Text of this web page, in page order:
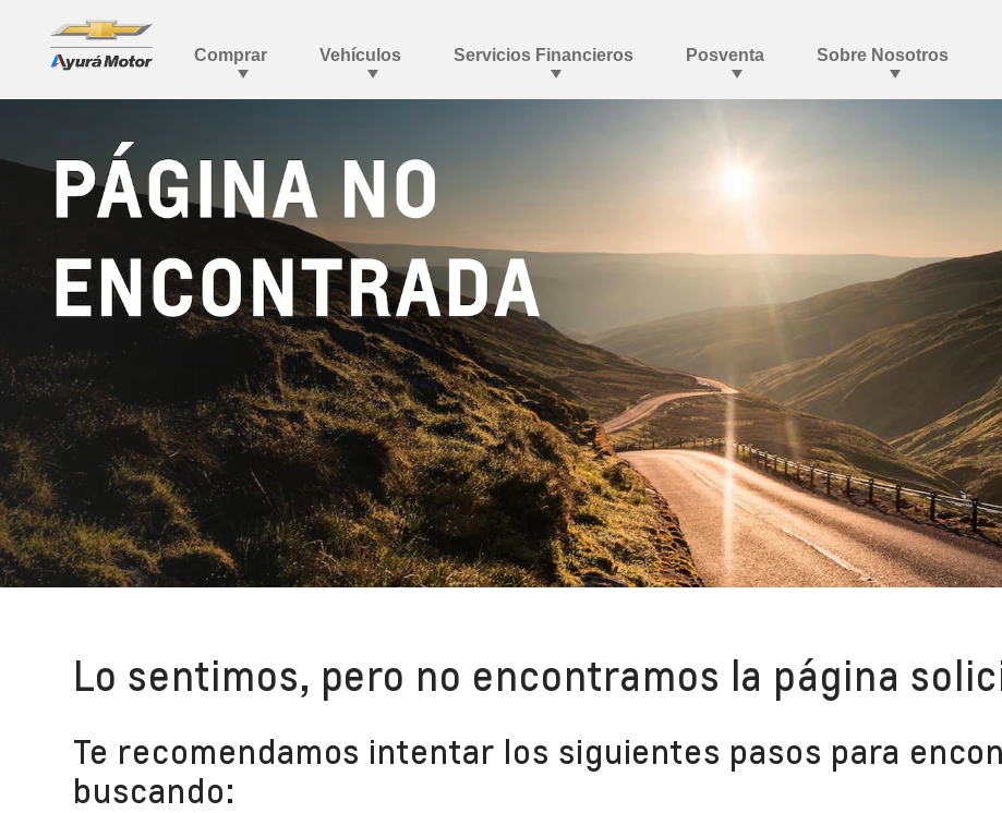
Lo sentimos, pero no encontramos la página
Te recomendamos intentar los siguientes pasos para
buscando: